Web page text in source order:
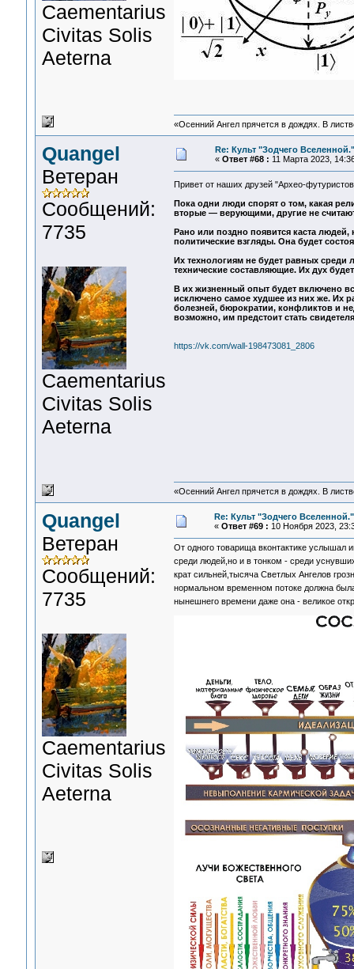
Сaementarius
Civitas Solis
Aeterna
«Осенний Ангел прячется в дождях. В
Quangel
Ветеран
Сообщений:
7735
Сaementarius
Civitas Solis
Aeterna
Re: Культ "Зодчего Вселенной."
« Ответ #68 : 11 Марта 2023,
Привет от наших друзей "Архео-
Пока одни люди спорят о том, какая
вторые — верующими, другие не
Рано или поздно появится каста
политические взгляды. Она будет
Их технологиям не будет равных среди
технические составляющие. Их дух
В их жизненный опыт будет включено
исключено самое худшее из них же. Их
болезней, бюрократии, конфликтов и
возможно, им предстоит стать
https://vk.com/wall-198473081_2806
«Осенний Ангел прячется в дождях. В
Quangel
Ветеран
Сообщений:
7735
Сaementarius
Civitas Solis
Aeterna
Re: Культ "Зодчего Вселенной."
« Ответ #69 : 10 Ноября 2023,
От одного товарища вконтактике услышал
среди людей,но и в тонком - среди
крат сильней,тысяча Светлых Ангелов
нормальном временном потоке должна
нынешнего времени даже она - великое